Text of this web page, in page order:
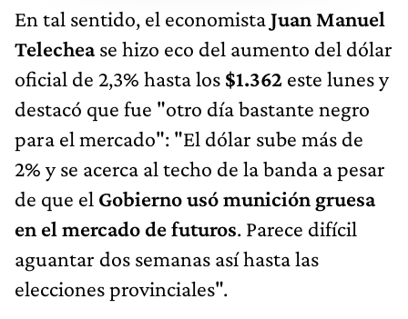
En tal sentido, el economistaJuan Manuel
Telechease hizo eco del aumento del dólar
oficial de 2,3% hasta los $1.362 este lunes y
destacó que fue "otro día bastante negro
para el mercado": "El dólar sube más de
2% y se acerca al techo de la banda a pesar
de que el Gobierno usó munición gruesa
en el mercado de futuros. Parece difícil
aguantar dos semanas así hasta las
elecciones provinciales".